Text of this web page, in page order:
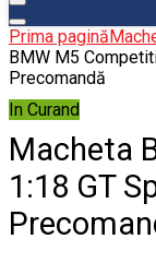
Prima pagină
BMW M5
Precomandă
In Curand
Macheta
1:18 GT